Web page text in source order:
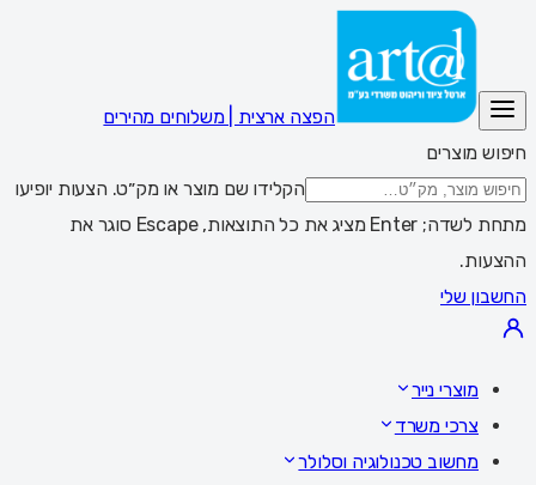
הפצה ארצית | משלוחים מהירים
חיפוש מוצרים
הקלידו שם מוצר או מק״ט. הצעות יופיעו
מתחת לשדה; Enter מציג את כל התוצאות, Escape סוגר את
ההצעות.
החשבון שלי
מוצרי נייר
צרכי משרד
מחשוב טכנולוגיה וסלולר